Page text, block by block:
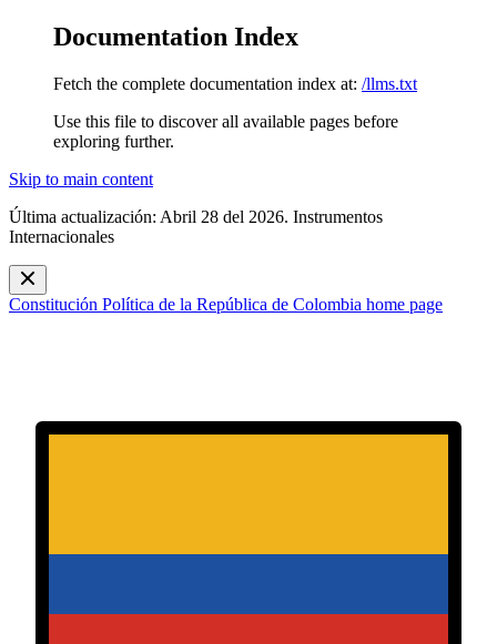
Documentation Index
Fetch the complete documentation index at: /llms.txt
Use this file to discover all available pages before
exploring further.
Skip to main content
Última actualización: Abril 28 del 2026. Instrumentos
Internacionales
Constitución Política de la República de Colombia home page